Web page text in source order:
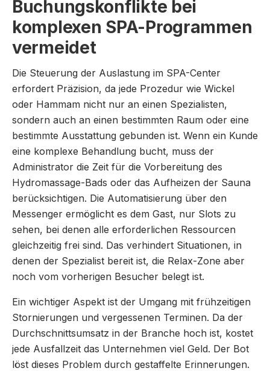
Buchungskonflikte bei
komplexen SPA-Programmen
vermeidet
Die Steuerung der Auslastung im SPA-Center
erfordert Präzision, da jede Prozedur wie Wickel
oder Hammam nicht nur an einen Spezialisten,
sondern auch an einen bestimmten Raum oder eine
bestimmte Ausstattung gebunden ist. Wenn ein Kunde
eine komplexe Behandlung bucht, muss der
Administrator die Zeit für die Vorbereitung des
Hydromassage-Bads oder das Aufheizen der Sauna
berücksichtigen. Die Automatisierung über den
Messenger ermöglicht es dem Gast, nur Slots zu
sehen, bei denen alle erforderlichen Ressourcen
gleichzeitig frei sind. Das verhindert Situationen, in
denen der Spezialist bereit ist, die Relax-Zone aber
noch vom vorherigen Besucher belegt ist.
Ein wichtiger Aspekt ist der Umgang mit frühzeitigen
Stornierungen und vergessenen Terminen. Da der
Durchschnittsumsatz in der Branche hoch ist, kostet
jede Ausfallzeit das Unternehmen viel Geld. Der Bot
löst dieses Problem durch gestaffelte Erinnerungen.